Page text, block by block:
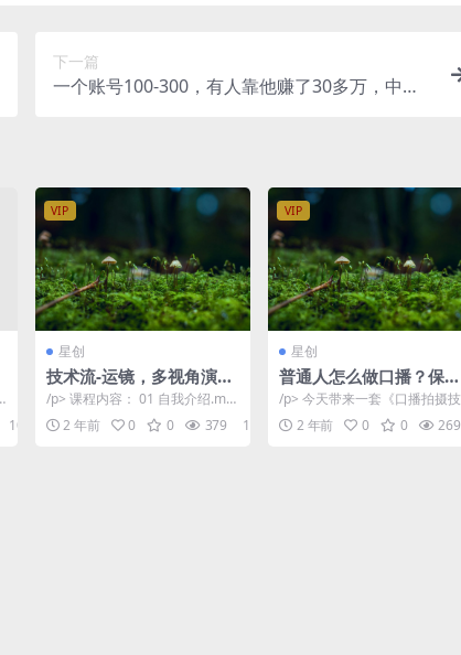
下一篇
一个账号100-300，有人靠他赚了30多万，中视
10
VIP
星创
技术流-运镜，多视角演
示，拍摄+剪辑二合一教
学，通俗易懂（70节课）
/p> 课程内容： 01 自我介绍.mp
4 02 初步了解运镜的方式,mp4
0...2 年前 0 0 379 10
VIP
星创
普通人怎么做口播？保姆
级教程助你通过口播日引
百粉！
/p> 今天带来一套《口播拍摄技
巧》的课程 整套课分为五个环节
由浅入深的告诉了大...
2 年前 0 0 269